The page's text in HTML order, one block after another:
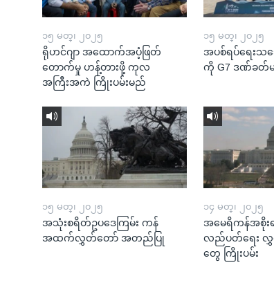
၁၅ မတ္၊ ၂၀၂၅
ရိုဟင်ဂျာ အထောက်အပံ့ဖြတ်
တောက်မှု ဟန့်တားဖို့ ကုလ
အကြီးအကဲ ကြိုးပမ်းမည်
၁၅ မတ္၊ ၂၀၂၅
အပစ်ရပ်ရေးသ
ကို G7 ဒဏ်ခတ်
၁၅ မတ္၊ ၂၀၂၅
အသုံးစရိတ်ဥပဒေကြမ်း ကန်
အထက်လွှတ်တော် အတည်ပြု
၁၄ မတ္၊ ၂၀၂၅
အမေရိကန်အစို
လည်ပတ်ရေး
တွေ ကြိုးပမ်း